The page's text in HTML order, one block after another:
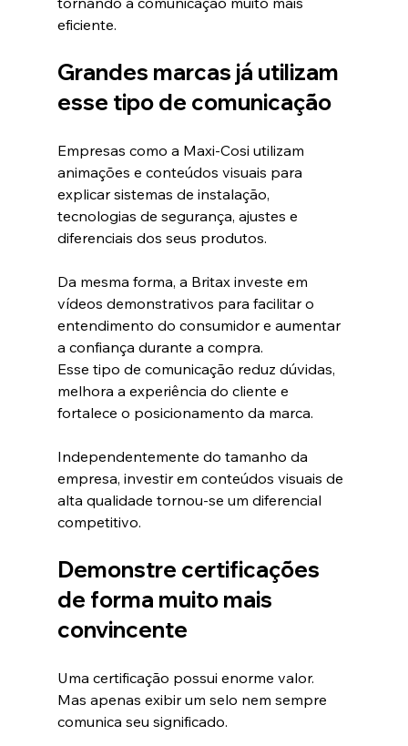
eficiente.
Grandes marcas já utilizam
esse tipo de comunicação
Empresas como a Maxi-Cosi utilizam
animações e conteúdos visuais para
explicar sistemas de instalação,
tecnologias de segurança, ajustes e
diferenciais dos seus produtos.
Da mesma forma, a Britax investe em
vídeos demonstrativos para facilitar o
entendimento do consumidor e aumentar
a confiança durante a compra.
Esse tipo de comunicação reduz dúvidas,
melhora a experiência do cliente e
fortalece o posicionamento da marca.
Independentemente do tamanho da
empresa, investir em conteúdos visuais de
alta qualidade tornou-se um diferencial
competitivo.
Demonstre certificações
de forma muito mais
convincente
Uma certificação possui enorme valor.
Mas apenas exibir um selo nem sempre
comunica seu significado.